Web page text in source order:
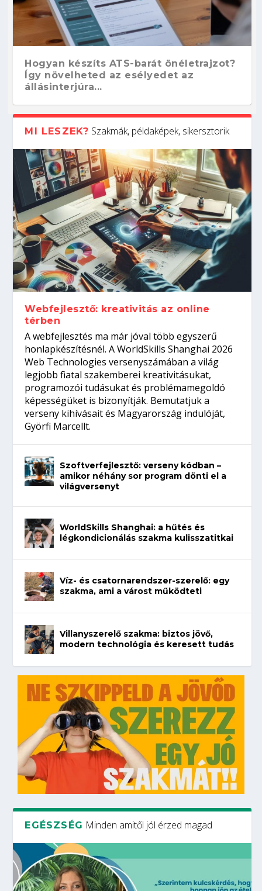
Hogyan készíts ATS-barát önéletrajzot?
Így növelheted az esélyedet az
állásinterjúra...
Kitalálod, mire használják ezeket a
gépeket?
Nem sikerült az egyetemi felvételi?
Tanulj szakmát!
Szoftverfejlesztő: verseny kódban –
amikor néhány sor program dönti el a
világversenyt...
Digitális detox – hogyan kapcsolódj ki
telefon nélkül?
MI LESZEK? Szakmák, példaképek, sikersztorik
Webfejlesztő: kreativitás az online
térben
A webfejlesztés ma már jóval több egyszerű
honlapkészítésnél. A WorldSkills Shanghai 2026
Web Technologies versenyszámában a világ
legjobb fiatal szakemberei kreativitásukat,
programozói tudásukat és problémamegoldó
képességüket is bizonyítják. Bemutatjuk a
verseny kihívásait és Magyarország indulóját,
Györfi Marcellt.
Szoftverfejlesztő: verseny kódban –
amikor néhány sor program dönti el a
világversenyt
WorldSkills Shanghai: a hűtés és
légkondicionálás szakma kulisszatitkai
Víz- és csatornarendszer-szerelő: egy
szakma, ami a várost működteti
Villanyszerelő szakma: biztos jövő,
modern technológia és keresett tudás
EGÉSZSÉG Minden amitől jól érzed magad